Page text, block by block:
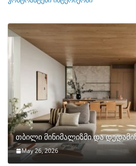
თბილი მინიმალიზმი და
May 26, 2026